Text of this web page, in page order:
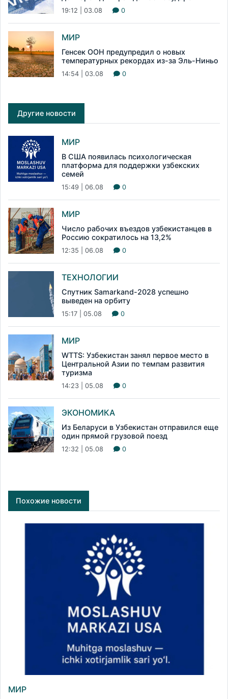
19:12 | 03.08 0
МИР
Генсек ООН предупредил о новых
температурных рекордах из-за Эль-Ниньо
14:54 | 03.08 0
Другие новости
МИР
В США появилась психологическая
платформа для поддержки узбекских
семей
15:49 | 06.08 0
МИР
Число рабочих въездов узбекистанцев в
Россию сократилось на 13,2%
12:35 | 06.08 0
ТЕХНОЛОГИИ
Спутник Samarkand-2028 успешно
выведен на орбиту
15:17 | 05.08 0
МИР
WTTS: Узбекистан занял первое место в
Центральной Азии по темпам развития
туризма
14:23 | 05.08 0
ЭКОНОМИКА
Из Беларуси в Узбекистан отправился еще
один прямой грузовой поезд
12:32 | 05.08 0
Похожие новости
МИР